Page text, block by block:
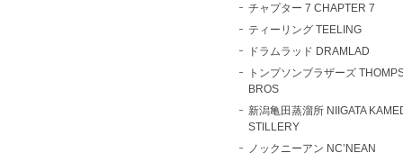
チャプター 7 CHAPTER 7
ティーリング TEELING
ドラムラッド DRAMLAD
トンプソンブラザーズ
BROS
新潟亀田蒸溜所 NIIGATA
STILLERY
ノックニーアン NC’NEAN